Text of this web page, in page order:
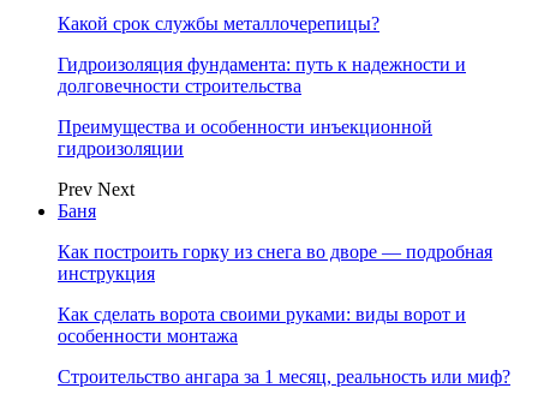
Какой срок службы металлочерепицы?
Гидроизоляция фундамента: путь к надежности и
долговечности строительства
Преимущества и особенности инъекционной
гидроизоляции
Prev Next
Баня
Как построить горку из снега во дворе — подробная
инструкция
Как сделать ворота своими руками: виды ворот и
особенности монтажа
Строительство ангара за 1 месяц, реальность или миф?